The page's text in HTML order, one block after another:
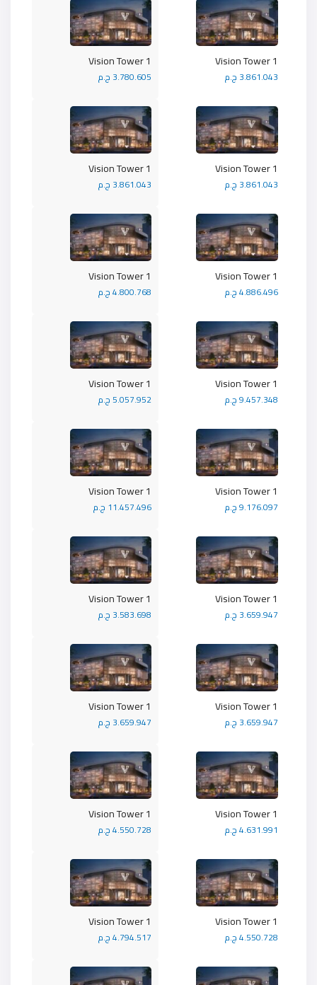
Vision Tower 1
3.780.605 ج.م
Vision Tower 1
3.861.043 ج.م
Vision Tower 1
3.861.043 ج.م
Vision Tower 1
3.861.043 ج.م
Vision Tower 1
4.800.768 ج.م
Vision Tower 1
4.886.496 ج.م
Vision Tower 1
5.057.952 ج.م
Vision Tower 1
9.457.348 ج.م
Vision Tower 1
11.457.496 ج.م
Vision Tower 1
9.176.097 ج.م
Vision Tower 1
3.583.698 ج.م
Vision Tower 1
3.659.947 ج.م
Vision Tower 1
3.659.947 ج.م
Vision Tower 1
3.659.947 ج.م
Vision Tower 1
4.550.728 ج.م
Vision Tower 1
4.631.991 ج.م
Vision Tower 1
4.794.517 ج.م
Vision Tower 1
4.550.728 ج.م